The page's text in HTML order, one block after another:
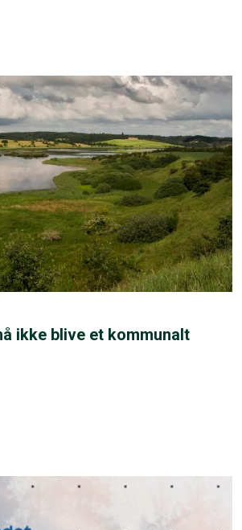
ikke blive et kommunalt